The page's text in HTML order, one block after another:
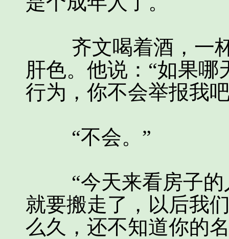
齐文喝着酒，一杯
肝色。他说：“如果
行为，你不会举报我
“不会。”
“今天来看房子的
就要搬走了，以后我
么久，还不知道你的